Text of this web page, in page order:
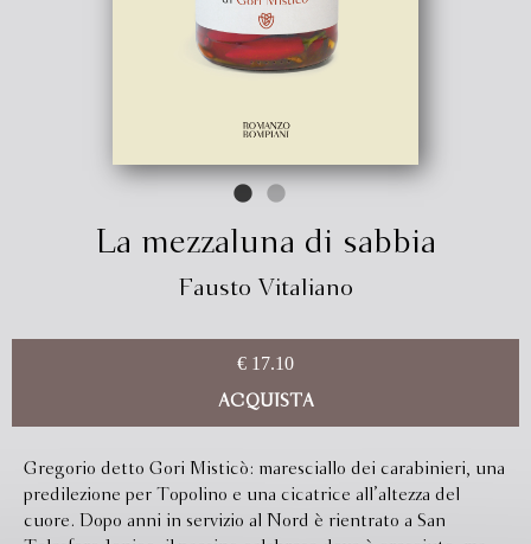
La mezzaluna di sabbia
Fausto Vitaliano
€ 17.10
ACQUISTA
Gregorio detto Gori Misticò: maresciallo dei carabinieri, una
predilezione per Topolino e una cicatrice all’altezza del
cuore. Dopo anni in servizio al Nord è rientrato a San